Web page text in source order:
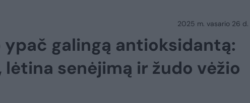
2025 m. vasario 26 d.
galingą antioksidantą:
senėjimą ir žudo vėžio